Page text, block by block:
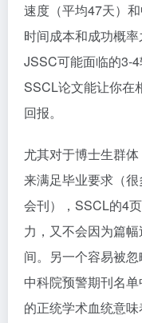
速度（平均47天）
时间成本和成功概
JSSC可能面临的3-
SSCL论文能让你在
回报。
尤其对于博士生群
来满足毕业要求（
会刊），SSCL的4
力，又不会因为篇
间。另一个容易被
中科院预警期刊名
的正统学术血统意